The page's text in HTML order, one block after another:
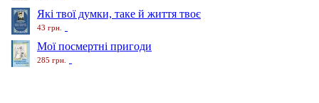
Які твої думки, таке й життя твоє
43 грн.
Мої посмертні пригоди
285 грн.